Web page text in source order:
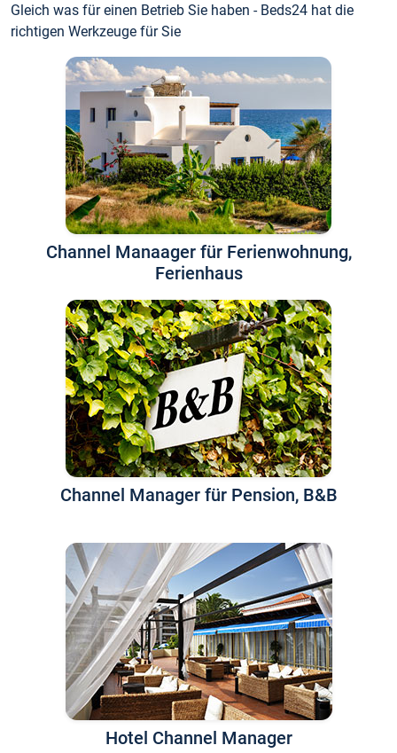
Gleich was für einen Betrieb Sie haben - Beds24 hat die
richtigen Werkzeuge für Sie
Channel Manaager für Ferienwohnung,
Ferienhaus
Channel Manager für Pension, B&B
Hotel Channel Manager